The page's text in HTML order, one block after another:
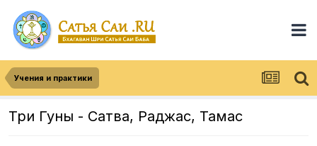
Учения и практики
Три Гуны - Сатва, Раджас, Тамас